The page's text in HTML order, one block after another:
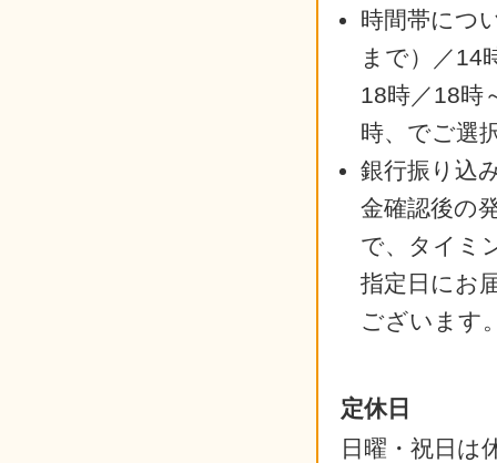
時間帯につ
まで）／14
18時／18時
時、でご選
銀行振り込
金確認後の
で、タイミ
指定日にお
ございます
定休日
日曜・祝日は